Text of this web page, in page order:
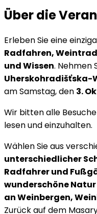
Über die
Erleben Sie eine
Radfahren,
und Wissen. Nehmen
Uherskohradišťska-
am Samstag, den 3.
Wir bitten alle
lesen und einzuhalten.
Wählen Sie aus
unterschiedlicher
Radfahrer und
wunderschöne
an Weinbergen,
Zurück auf dem